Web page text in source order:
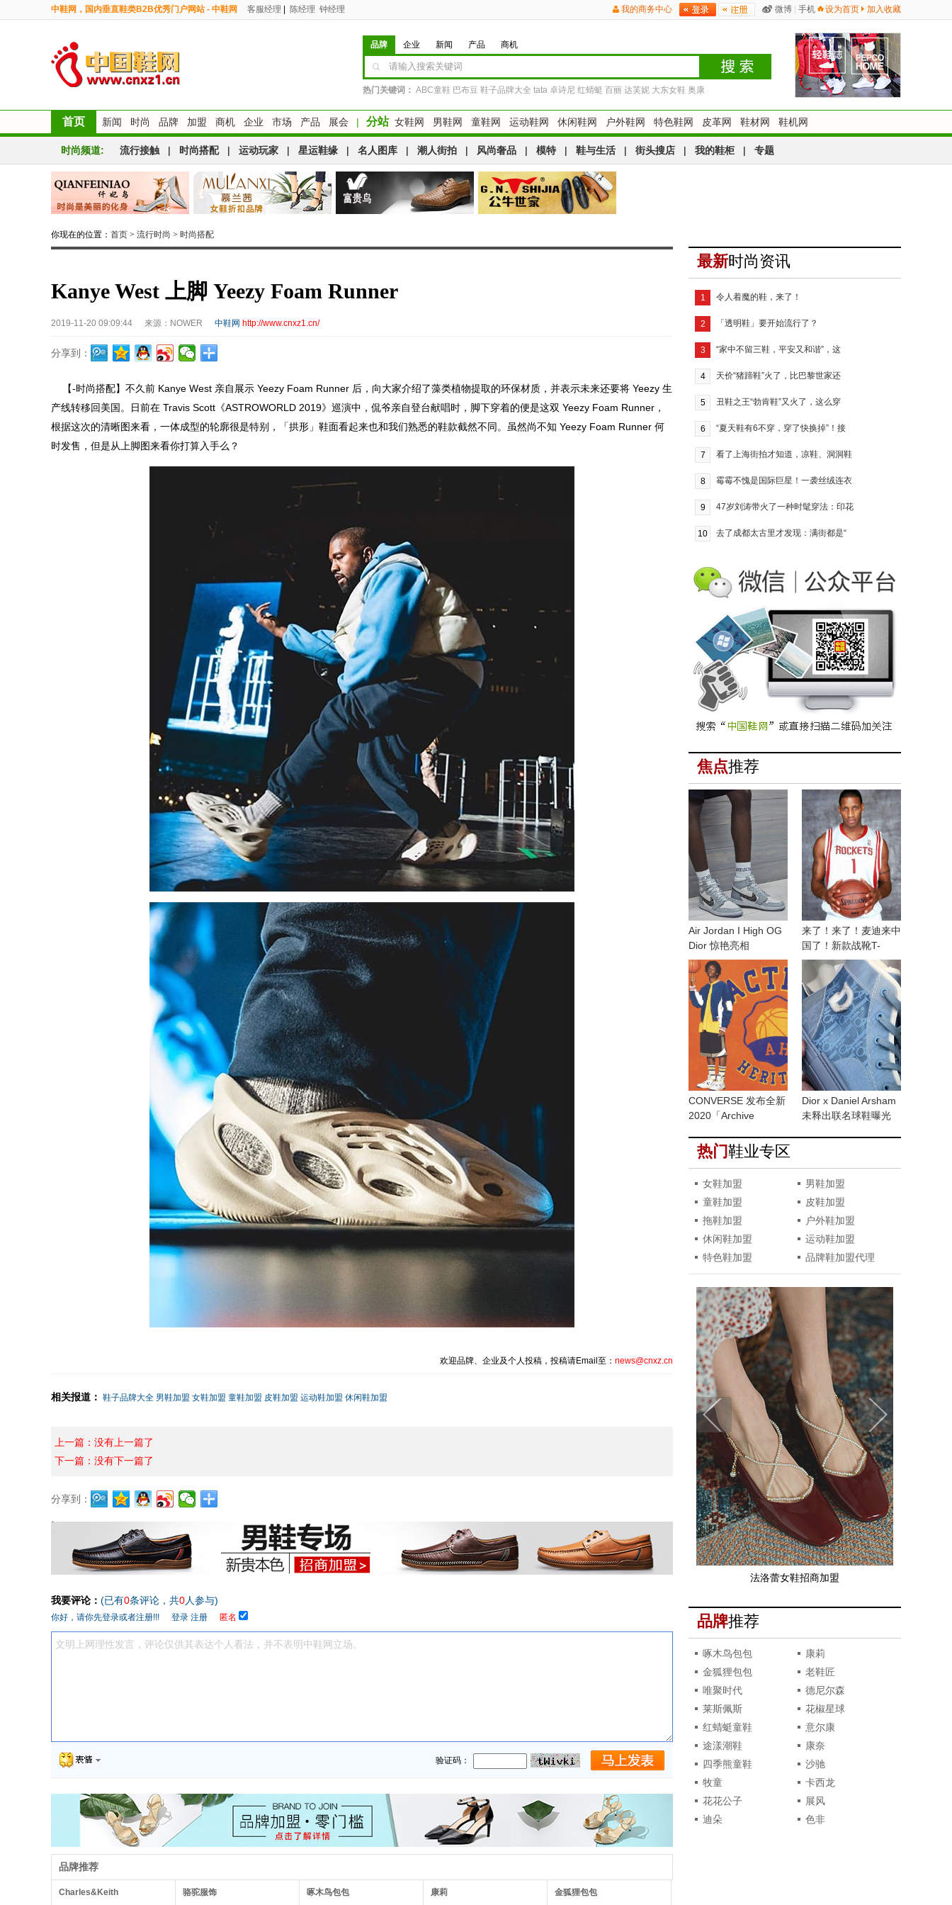
设为首页 加入收藏
手机
微博
我的商务中心
中鞋网，国内垂直鞋类B2B优秀门户网站 - 中鞋网 客服经理 陈经理 钟经理
品牌 企业 新闻 产品 商机
热门关键词： ABC童鞋 巴布豆 鞋子品牌大全 tata 卓诗尼 红蜻蜓 百丽 达芙妮 大东女鞋 奥康
首页 新闻 时尚 品牌 加盟 商机 企业 市场 产品 展会 | 分站 女鞋网 男鞋网 童鞋网 运动鞋网 休闲鞋网 户外鞋网 特色鞋网 皮革网 鞋材网 鞋机网
时尚频道: 流行接触 | 时尚搭配 | 运动玩家 | 星运鞋缘 | 名人图库 | 潮人街拍 | 风尚奢品 | 模特 | 鞋与生活 | 街头搜店 | 我的鞋柜 | 专题
你现在的位置： 首页 > 流行时尚 > 时尚搭配
Kanye West 上脚 Yeezy Foam Runner
2019-11-20 09:09:44 来源：NOWER 中鞋网 http://www.cnxz1.cn/
分享到：
【-时尚搭配】不久前 Kanye West 亲自展示 Yeezy Foam Runner 后，向大家介绍了藻类植物提取的环保材质，并表示未来还要将 Yeezy 生
产线转移回美国。日前在 Travis Scott《ASTROWORLD 2019》巡演中，侃爷亲自登台献唱时，脚下穿着的便是这双 Yeezy Foam Runner，
根据这次的清晰图来看，一体成型的轮廓很是特别，「拱形」鞋面看起来也和我们熟悉的鞋款截然不同。虽然尚不知 Yeezy Foam Runner 何
时发售，但是从上脚图来看你打算入手么？
欢迎品牌、企业及个人投稿，投稿请Email至： news@cnxz.cn
相关报道： 鞋子品牌大全 男鞋加盟 女鞋加盟 童鞋加盟 皮鞋加盟 运动鞋加盟 休闲鞋加盟
上一篇：没有上一篇了
下一篇：没有下一篇了
分享到：
我要评论： (已有0条评论，共0人参与)
你好，请你先登录或者注册!!! 登录 注册 匿名
验证码：
品牌推荐
Charles&Keith 骆驼服饰 啄木鸟包包 康莉 金狐狸包包
最新时尚资讯
1 令人着魔的鞋，来了！
2 「透明鞋」要开始流行了？
3 “家中不留三鞋，平安又和谐”，这
4 天价“猪蹄鞋”火了，比巴黎世家还
5 丑鞋之王“勃肯鞋”又火了，这么穿
6 “夏天鞋有6不穿，穿了快换掉”！接
7 看了上海街拍才知道，凉鞋、洞洞鞋
8 霉霉不愧是国际巨星！一袭丝绒连衣
9 47岁刘涛带火了一种时髦穿法：印花
10 去了成都太古里才发现：满街都是“
焦点推荐
Air Jordan I High OG
Dior 惊艳亮相
来了！来了！麦迪来中
国了！新款战靴T-
MAC millennium2也来
CONVERSE 发布全新
2020「Archive
Dior x Daniel Arsham
未释出联名球鞋曝光
热门鞋业专区
女鞋加盟
男鞋加盟
童鞋加盟
皮鞋加盟
拖鞋加盟
户外鞋加盟
休闲鞋加盟
运动鞋加盟
特色鞋加盟
品牌鞋加盟代理
法洛蕾女鞋招商加盟
品牌推荐
啄木鸟包包
康莉
金狐狸包包
老鞋匠
唯聚时代
德尼尔森
莱斯佩斯
花椒星球
红蜻蜓童鞋
意尔康
途漾潮鞋
康奈
四季熊童鞋
沙驰
牧童
卡西龙
花花公子
展风
迪朵
色非